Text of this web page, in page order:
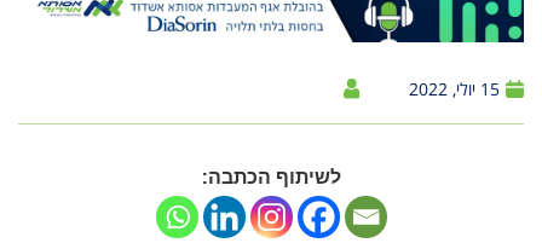
15 יולי, 2022
לשיתוף הכתבה: